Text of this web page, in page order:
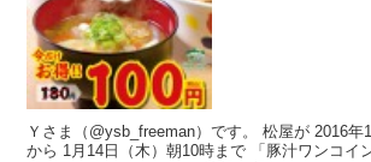
Ｙさま（@ysb_freeman）です。 松屋が 2016年1月7日（木）朝10時
から 1月14日（木）朝10時まで 「豚汁ワンコイ